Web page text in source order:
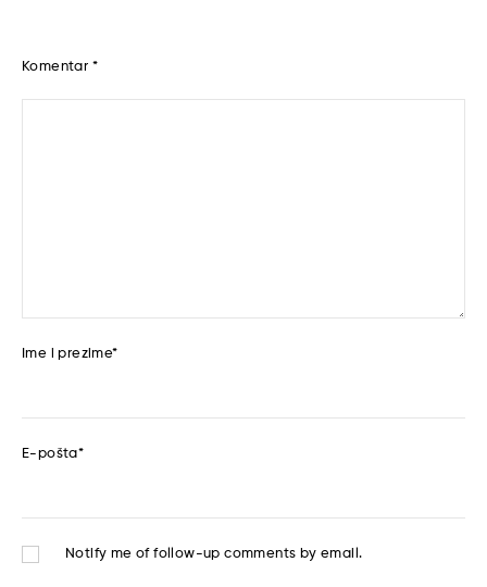
Komentar *
Ime i prezime*
E-pošta*
Notify me of follow-up comments by email.